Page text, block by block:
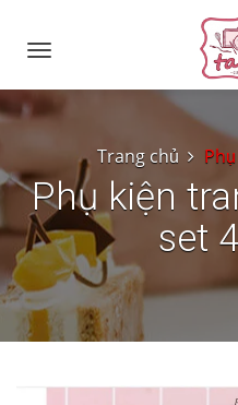
Toggle
Trang chủ
Phụ kiện
set